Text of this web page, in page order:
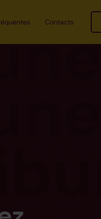
Contacts